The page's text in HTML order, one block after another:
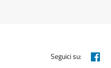
Seguici su: